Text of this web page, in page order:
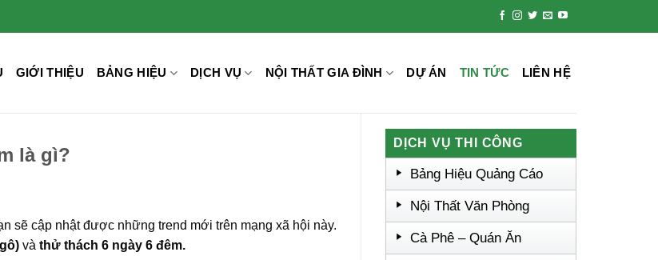
GIỚI THIỆU BẢNG HIỆU DỊCH VỤ NỘI THẤT GIA ĐÌNH DỰ ÁN TIN TỨC LIÊN HỆ
là gì?
sẽ cập nhật được những trend mới trên mạng xã hội này.
và thử thách 6 ngày 6 đêm.
DỊCH VỤ THI CÔNG
Bảng Hiệu Quảng Cáo
Nội Thất Văn Phòng
Cà Phê – Quán Ăn